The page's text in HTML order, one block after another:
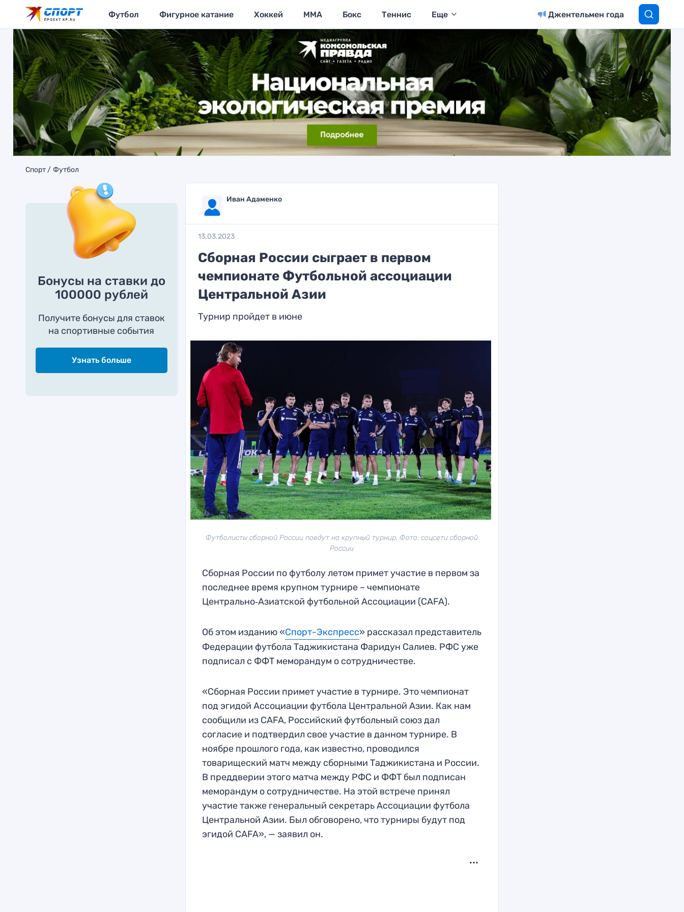
Футбол Фигурное катание Хоккей MMA Бокс Теннис Еще Джентельмен года
Спорт Футбол
Бонусы на ставки до
100000 рублей
Получите бонусы для ставок
на спортивные события
Узнать больше
Иван Адаменко
13.03.2023
Сборная России сыграет в первом
чемпионате Футбольной ассоциации
Центральной Азии
Турнир пройдет в июне
Футболисты сборной России поедут на крупный турнир. Фото: соцсети сборной
России
Сборная России по футболу летом примет участие в первом за
последнее время крупном турнире – чемпионате
Центрально‑Азиатской футбольной Ассоциации (CAFA).
Об этом изданию «Спорт-Экспресс» рассказал представитель
Федерации футбола Таджикистана Фаридун Салиев. РФС уже
подписал с ФФТ меморандум о сотрудничестве.
«Сборная России примет участие в турнире. Это чемпионат
под эгидой Ассоциации футбола Центральной Азии. Как нам
сообщили из CAFA, Российский футбольный союз дал
согласие и подтвердил свое участие в данном турнире. В
ноябре прошлого года, как известно, проводился
товарищеский матч между сборными Таджикистана и России.
В преддверии этого матча между РФС и ФФТ был подписан
меморандум о сотрудничестве. На этой встрече принял
участие также генеральный секретарь Ассоциации футбола
Центральной Азии. Был обговорено, что турниры будут под
эгидой CAFA», — заявил он.